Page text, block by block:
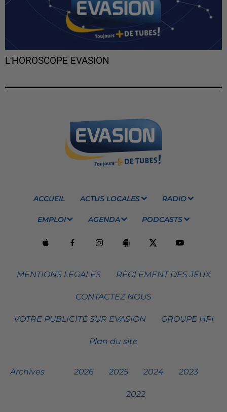
L'HOROSCOPE EVASION
ACCUEIL ACTUS LOCALES RADIO
EMPLOI AGENDA PODCASTS
MENTIONS LEGALES RÈGLEMENT DES JEUX
CONTACTEZ NOUS
VOTRE PUBLICITÉ SUR EVASION GROUPE HPI
Plan du site
Archives 2026 2025 2024 2023
2022